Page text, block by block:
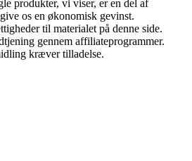
produkter, vi viser, er en del af
os en økonomisk gevinst.
til materialet på denne side.
gennem affiliateprogrammer.
kræver tilladelse.